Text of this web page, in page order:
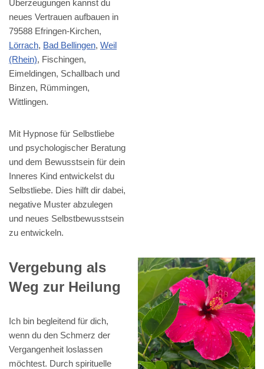
Überzeugungen kannst du
neues Vertrauen aufbauen in
79588 Efringen-Kirchen,
Lörrach, Bad Bellingen, Weil
(Rhein), Fischingen,
Eimeldingen, Schallbach und
Binzen, Rümmingen,
Wittlingen.
Mit Hypnose für Selbstliebe
und psychologischer Beratung
und dem Bewusstsein für dein
Inneres Kind entwickelst du
Selbstliebe. Dies hilft dir dabei,
negative Muster abzulegen
und neues Selbstbewusstsein
zu entwickeln.
Vergebung als
Weg zur Heilung
Ich bin begleitend für dich,
wenn du den Schmerz der
Vergangenheit loslassen
möchtest. Durch spirituelle